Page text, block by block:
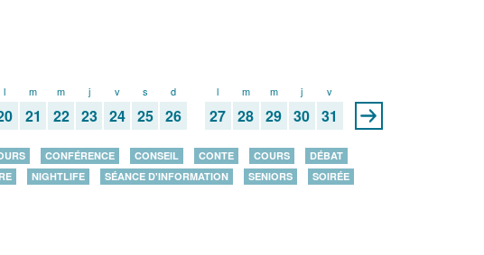
l m
21
m
22
j
23
v
24
s
25
d
26
l
27
m
28
m
29
j
30
v
31
CONFÉRENCE CONSEIL CONTE COURS
DÉBAT
NIGHTLIFE SÉANCE D'INFORMATION SENIORS
SOIRÉE